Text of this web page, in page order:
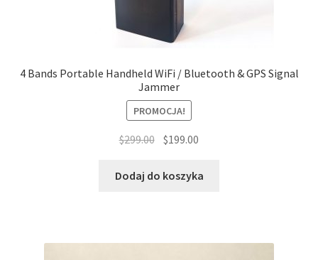
4 Bands Portable Handheld WiFi / Bluetooth & GPS Signal
Jammer
PROMOCJA!
$299.00 Pierwotna
wynosiła:
$199.00
wynosi:
Dodaj do koszyka